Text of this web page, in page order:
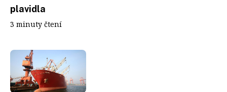
plavidla
3 minuty čtení